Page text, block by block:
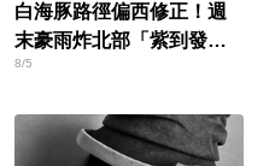
白海豚路徑偏西修正！週
末豪雨炸北部「紫到發
白」
8/5